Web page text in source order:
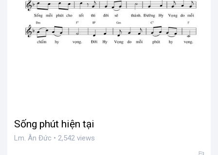
Sống phút hiện tại
Lm. Ân Đức • 2,542 views